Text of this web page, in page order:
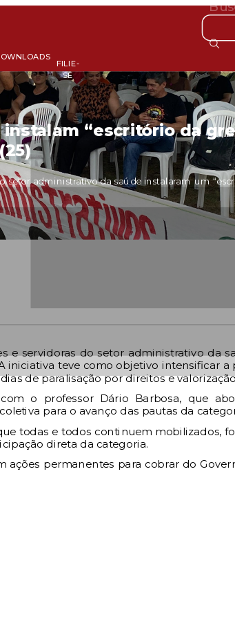
FILIE-
SE
“escritório da
setor administrativo da saúde instalaram um
e servidoras do setor administrativo da
iniciativa teve como objetivo intensificar
de paralisação por direitos e
o professor Dário Barbosa, que
para o avanço das pautas da
todas e todos continuem mobilizados,
direta da categoria.
ações permanentes para cobrar do